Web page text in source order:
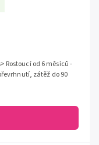
Rostoucí od 6 měsíců -
zátěž do 90